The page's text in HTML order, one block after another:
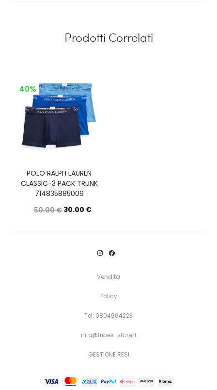
Prodotti Correlati
40%
POLO RALPH LAUREN
CLASSIC-3 PACK TRUNK
714835885009
50.00€ 30.00 €
opzioni
essere
scelte
pagina
Vendita
Policy
Tel: 0804964223
info@tribes-store.it
GESTIONE RESI